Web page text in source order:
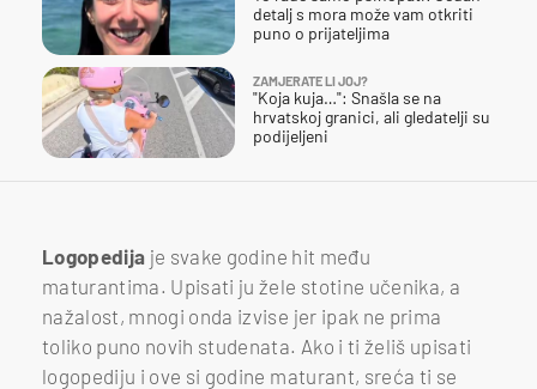
detalj s mora može vam otkriti
puno o prijateljima
ZAMJERATE LI JOJ?
"Koja kuja…": Snašla se na
hrvatskoj granici, ali gledatelji su
podijeljeni
Logopedija je svake godine hit među
maturantima. Upisati ju žele stotine učenika, a
nažalost, mnogi onda izvise jer ipak ne prima
toliko puno novih studenata. Ako i ti želiš upisati
logopediju i ove si godine maturant, sreća ti se